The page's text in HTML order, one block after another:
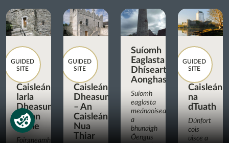
GUIDED
SITE
Caisleán
Iarla
Dheasumhan,
Cionn
tSáile
Foirgneamh
GUIDED
SITE
Caisleán
Dheasumhan
– An
Caisleán
Nua
Thiar
Suíomh
Eaglasta
Dhíseart
Aonghasa
Suíomh
eaglasta
meánaoiseach
a
bhunaigh
Óengus
GUIDED
SITE
Caisleán
na
dTuath
Dúnfort
cois
uisce a